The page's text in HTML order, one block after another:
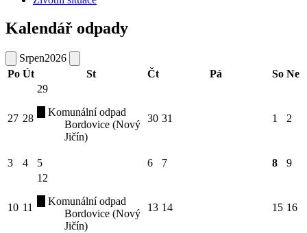
Kalendář odpady
Srpen2026
Po Út St Čt Pá So Ne
27 28
29
Komunální odpad
Bordovice (Nový
Jičín)
30 31 1 2
3 4 5 6 7 8 9
10 11
12
Komunální odpad
Bordovice (Nový
Jičín)
13 14 15 16